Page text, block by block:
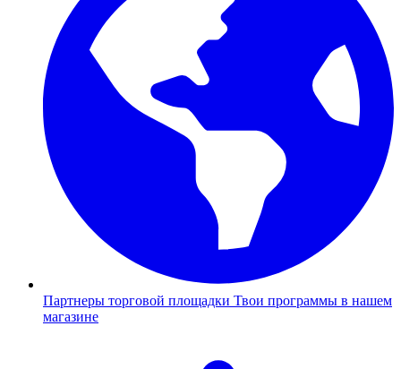
Партнеры торговой площадки Твои программы в нашем
магазине